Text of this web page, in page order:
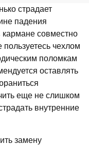
страдает
падения
совместно
чехлом
поломкам
оставлять
еще не слишком
внутренние
замену